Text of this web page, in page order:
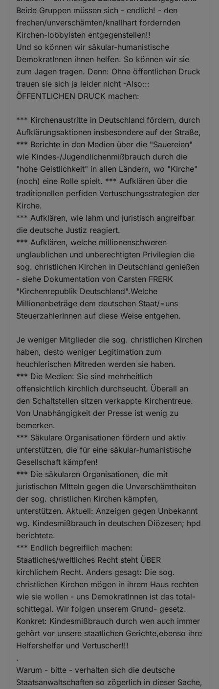
Beide Gruppen müssen sich - endlich! - den
frechen/unverschämten/knallhart fordernden
Kirchen-lobbyisten entgegenstellen!!
Und so können wir säkular-humanistische
DemokratInnen ihnen helfen. So können wir sie
zum Jagen tragen. Denn: Ohne öffentlichen Druck
trauen sie sich ja leider nicht -Also:::
ÖFFENTLICHEN DRUCK machen:
*** Kirchenaustritte in Deutschland fördern, durch
Aufklärungsaktionen insbesondere auf der Straße,
*** Berichte in den Medien über die "Sauereien"
wie Kindes-/Jugendlichenmißbrauch durch die
"hohe Geistlichkeit" in allen Ländern, wo "Kirche"
(noch) eine Rolle spielt. *** Aufklären über die
traditionellen perfiden Vertuschungsstrategien der
Kirche.
*** Aufklären, wie lahm und juristisch angreifbar
die deutsche Justiz reagiert.
*** Aufklären, welche millionenschweren
unglaublichen und unberechtigten Privilegien die
sog. christlichen Kirchen in Deutschland genießen
- siehe Dokumentation von Carsten FRERK
"Kirchenrepublik Deutschland".Welche
Millionenbeträge dem deutschen Staat/=uns
SteuerzahlerInnen auf diese Weise entgehen.
Je weniger Mitglieder die sog. christlichen Kirchen
haben, desto weniger Legitimation zum
heuchlerischen Mitreden werden sie haben.
*** Die Medien: Sie sind mehrheitlich
offensichtlich kirchlich durchseucht. Überall an
den Schaltstellen sitzen verkappte Kirchentreue.
Von Unabhängigkeit der Presse ist wenig zu
bemerken.
*** Säkulare Organisationen fördern und aktiv
unterstützen, die für eine säkular-humanistische
Gesellschaft kämpfen!
*** Die säkularen Organisationen, die mit
juristischen MItteln gegen die Unverschämtheiten
der sog. christlichen Kirchen kämpfen,
unterstützen. Aktuell: Anzeigen gegen Unbekannt
wg. Kindesmißbrauch in deutschen Diözesen; hpd
berichtete.
*** Endlich begreiflich machen:
Staatliches/weltliches Recht steht ÜBER
kirchlichem Recht. Anders gesagt: Die sog.
christlichen Kirchen mögen in ihrem Haus rechten
wie sie wollen - uns DemokratInnen ist das total-
schittegal. Wir folgen unserem Grund- gesetz.
Konkret: Kindesmißbrauch durch wen auch immer
gehört vor unsere staatlichen Gerichte,ebenso ihre
Helfershelfer und Vertuscher!!!
.
Warum - bitte - verhalten sich die deutsche
Staatsanwaltschaften so zögerlich in dieser Sache,